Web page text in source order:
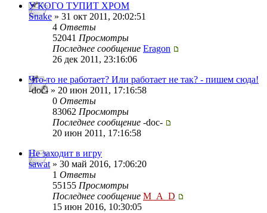
У КОГО ТУПИТ ХРОМ
Snake » 31 окт 2011, 20:02:51
4 Ответы
52041 Просмотры
Последнее сообщение Eragon
26 дек 2011, 23:16:06
Что-то не работает? Или работает не так? - пишем сюда!
-doc- » 20 июн 2011, 17:16:58
0 Ответы
83062 Просмотры
Последнее сообщение -doc-
20 июн 2011, 17:16:58
Не заходит в игру
sawat » 30 май 2016, 17:06:20
1 Ответы
55155 Просмотры
Последнее сообщение M_A_D
15 июн 2016, 10:30:05